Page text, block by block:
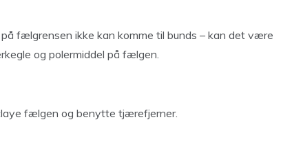
fælgrensen ikke kan komme til bunds – kan det være
og polermiddel på fælgen.
fælgen og benytte tjærefjerner.